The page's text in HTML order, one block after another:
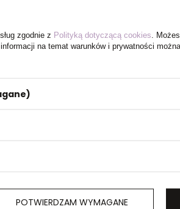
zgodnie z Polityką dotyczącą cookies .
na temat warunków i prywatności
POTWIERDZAM WYMAGANE